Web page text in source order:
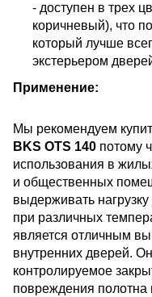
- доступен в трех
коричневый), что
который лучше
экстерьером
Применение:
Мы рекомендуем
BKS OTS 140 потому
использования в
и общественных
выдерживать
при различных
является отличным
внутренних дверей.
контролируемое
повреждения полотна